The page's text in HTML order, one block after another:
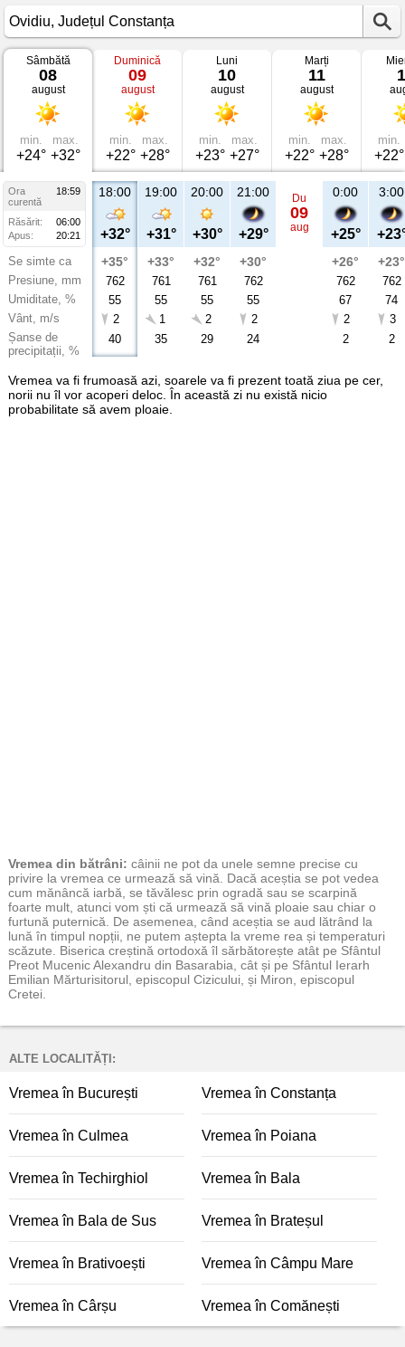
Vremea
Ovidiu
Județul
Constanța
Sâmbătă
08
august
min.
+24°
max.
+32°
Duminică
09
august
min.
+22°
max.
+28°
Luni
10
august
min.
+23°
max.
+27°
Marți
11
august
min.
+22°
max.
+28°
min.
+22°
Ora
18:59
curentă
Răsărit:
06:00
Apus:
20:21
Se simte ca
Presiune, mm
Umiditate, %
Vânt, m/s
Șanse de
precipitații, %
18:00
+32°
+35°
762
55
2
40
19:00
+31°
+33°
761
55
1
35
20:00
+30°
+32°
761
55
2
29
21:00
+29°
+30°
762
55
2
24
Du
09
aug
0:00
+25°
+26°
762
67
2
2
3:00
+23°
762
74
3
2
Vremea va fi frumoasă azi, soarele va fi prezent toată ziua pe cer,
norii nu îl vor acoperi deloc. În această zi nu există nicio
probabilitate să avem ploaie.
Vremea din bătrâni: câinii ne pot da unele semne precise cu
privire la vremea ce urmează să vină. Dacă aceștia se pot vedea
cum mănâncă iarbă, se tăvălesc prin ogradă sau se scarpină
foarte mult, atunci vom ști că urmează să vină ploaie sau chiar o
furtună puternică. De asemenea, când aceștia se aud lătrând la
lună în timpul nopții, ne putem aștepta la vreme rea și temperaturi
scăzute. Biserica creștină ortodoxă îl sărbătorește atât pe Sfântul
Preot Mucenic Alexandru din Basarabia, cât și pe Sfântul Ierarh
Emilian Mărturisitorul, episcopul Cizicului, și Miron, episcopul
Cretei.
ALTE LOCALITĂȚI:
Vremea în București Vremea în Constanța
Vremea în Culmea Vremea în Poiana
Vremea în Techirghiol Vremea în Bala
Vremea în Bala de Sus Vremea în Brateșul
Vremea în Brativoești Vremea în Câmpu Mare
Vremea în Cârșu Vremea în Comănești